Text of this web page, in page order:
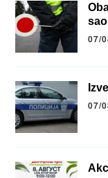
07/
07/